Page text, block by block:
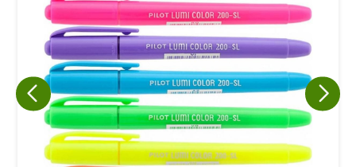
Eu concordo em receber comunicações.
A nossa empresa está comprometida a proteger e respeitar
sua privacidade, utilizaremos seus dados apenas para fins
de marketing. Você pode alterar suas preferências a
qualquer momento.
Iniciar conversa